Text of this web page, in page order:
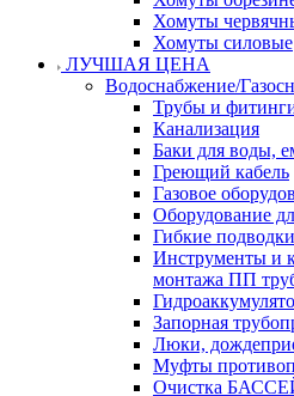
Хомуты
Хомуты силовые
ЛУЧШАЯ ЦЕНА
Водоснабжение/
Трубы и
Канализация
Баки для воды,
Греющий кабель
Газовое
Оборудование
Гибкие подводки
Инструменты и
монтажа ПП
Запорная
Люки,
Муфты
Очистка